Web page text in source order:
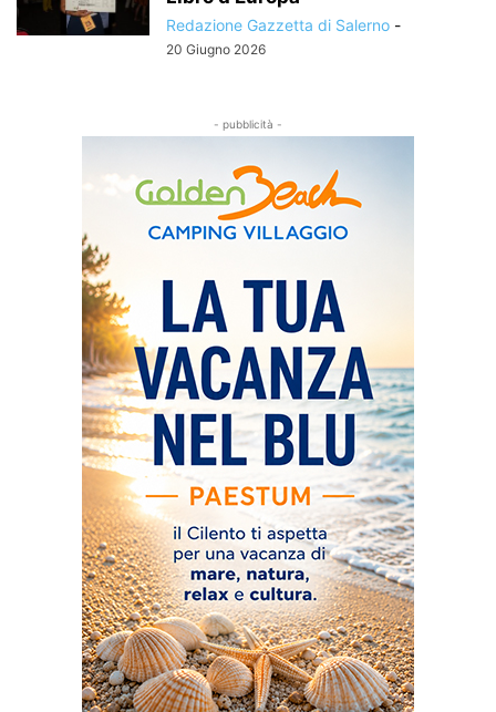
Redazione Gazzetta di Salerno -
20 Giugno 2026
- pubblicità -